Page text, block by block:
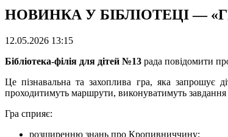
НОВИНКА У БІБЛІОТЕЦІ —
12.05.2026 13:15
Бібліотека-філія для дітей №13 рада повідомити
Це пізнавальна та захоплива гра, яка запрошує
проходитимуть маршрути, виконуватимуть завдання
Гра сприяє:
розширенню знань про Кропивниччину;